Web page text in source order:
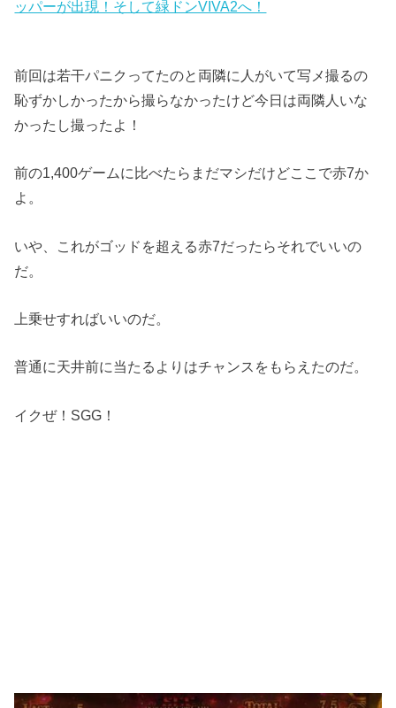
ッパーが出現！そして緑ドンVIVA2へ！
前回は若干パニクってたのと両隣に人がいて写メ撮るの
恥ずかしかったから撮らなかったけど今日は両隣人いな
かったし撮ったよ！
前の1,400ゲームに比べたらまだマシだけどここで赤7か
よ。
いや、これがゴッドを超える赤7だったらそれでいいの
だ。
上乗せすればいいのだ。
普通に天井前に当たるよりはチャンスをもらえたのだ。
イクぜ！SGG！